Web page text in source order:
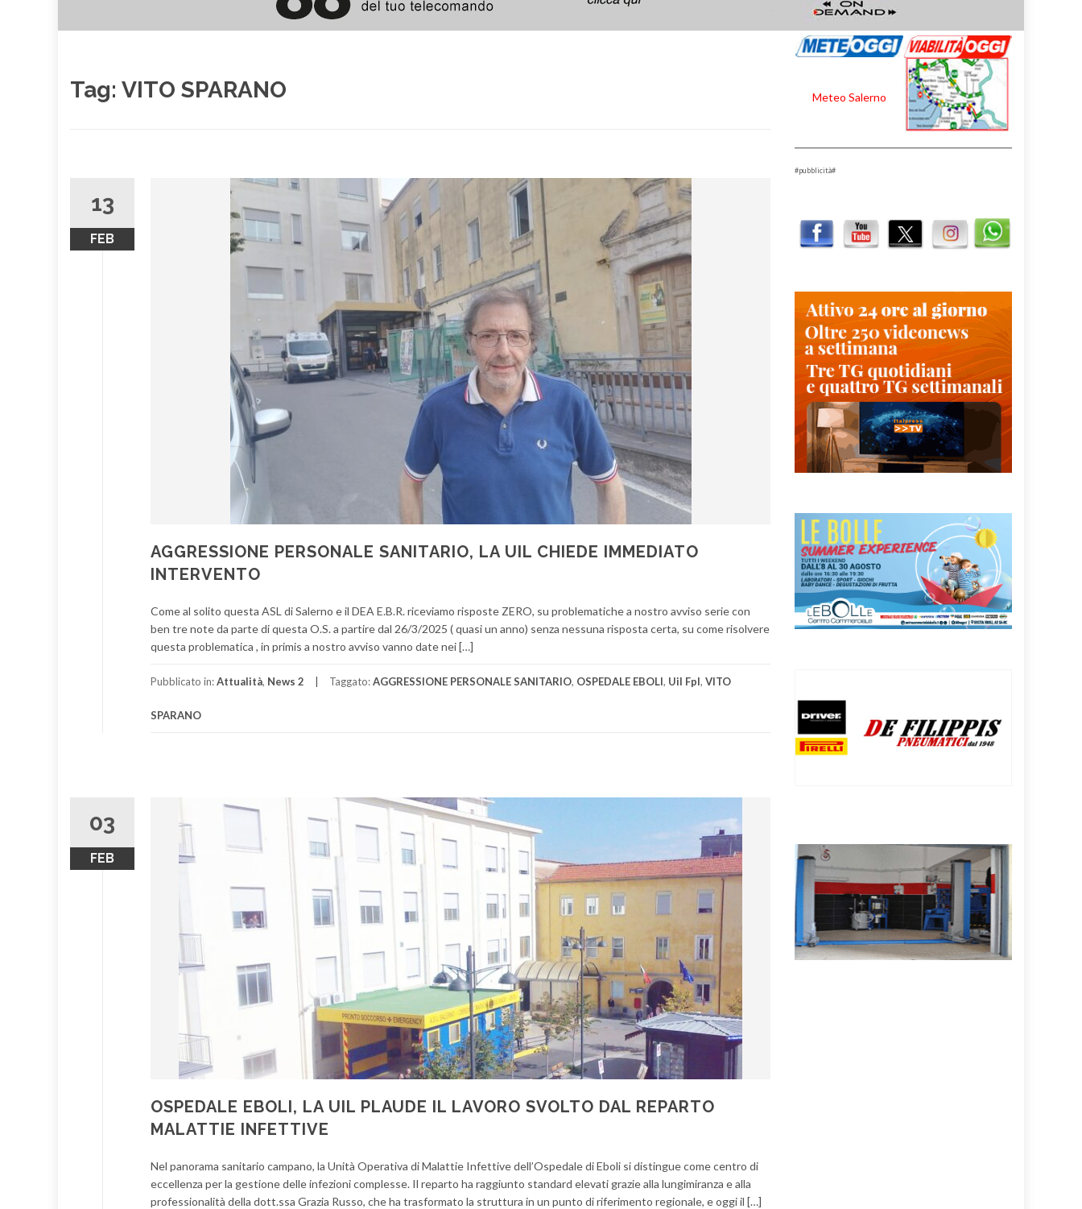
Tag: VITO SPARANO
13
FEB
AGGRESSIONE PERSONALE SANITARIO, LA UIL CHIEDE IMMEDIATO
INTERVENTO
Come al solito questa ASL di Salerno e il DEA E.B.R. riceviamo risposte ZERO, su problematiche a nostro avviso serie con
ben tre note da parte di questa O.S. a partire dal 26/3/2025 ( quasi un anno) senza nessuna risposta certa, su come risolvere
questa problematica , in primis a nostro avviso vanno date nei […]
Pubblicato in:Attualità, News 2 Taggato:AGGRESSIONE PERSONALE SANITARIO, OSPEDALE EBOLI, Uil Fpl, VITO
SPARANO
03
FEB
OSPEDALE EBOLI, LA UIL PLAUDE IL LAVORO SVOLTO DAL REPARTO
MALATTIE INFETTIVE
Nel panorama sanitario campano, la Unità Operativa di Malattie Infettive dell’Ospedale di Eboli si distingue come centro di
eccellenza per la gestione delle infezioni complesse. Il reparto ha raggiunto standard elevati grazie alla lungimiranza e alla
professionalità della dott.ssa Grazia Russo, che ha trasformato la struttura in un punto di riferimento regionale, e oggi il […]
Meteo Salerno
#pubblicità#